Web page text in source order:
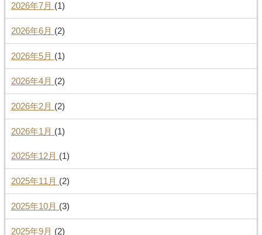
2026年7月 (1)
2026年6月 (2)
2026年5月 (1)
2026年4月 (2)
2026年2月 (2)
2026年1月 (1)
2025年12月 (1)
2025年11月 (2)
2025年10月 (3)
2025年9月 (2)